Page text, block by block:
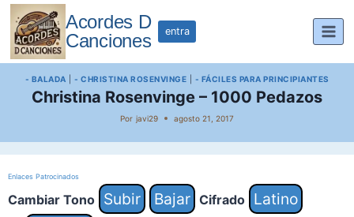
Saltar
contenido
Acordes D
Canciones
entra
- BALADA - CHRISTINA ROSENVINGE - FÁCILES PARA PRINCIPIANTES
Christina Rosenvinge – 1000 Pedazos
Por javi29 agosto 21, 2017
Enlaces Patrocinados
Cambiar Tono Subir Bajar Cifrado
Latino